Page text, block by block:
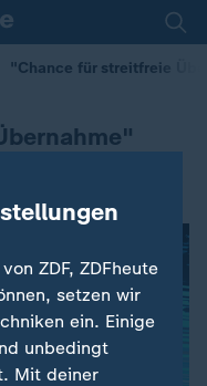
"Chance für streitfreie
ZDF, ZDFheute
setzen wir
ein. Einige
unbedingt
Mit deiner